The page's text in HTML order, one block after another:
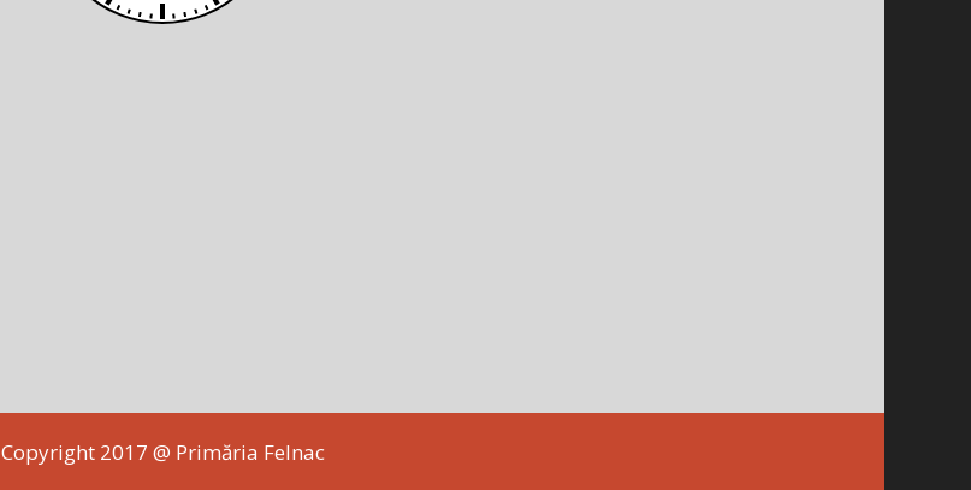
Copyright 2017 @ Primăria Felnac